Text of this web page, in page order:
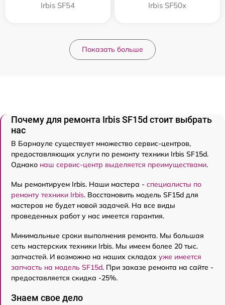
Irbis SF54 Irbis SF50x
Показать больше
Почему для ремонта Irbis SF15d стоит выбрать
нас
В Барнауле существует множество сервис-центров,
предоставляющих услуги по ремонту техники Irbis SF15d.
Однако наш сервис-центр выделяется преимуществами.
Мы ремонтируем Irbis. Наши мастера - специалисты по
ремонту техники Irbis. Восстановить модель SF15d для
мастеров не будет новой задачей. На все виды
проведенных работ у нас имеется гарантия.
Минимальные сроки выполнения ремонта. Мы большая
сеть мастерских техники Irbis. Мы имеем более 20 тыс.
запчастей. И возможно на наших складах уже имеется
запчасть на модель SF15d. При заказе ремонта на сайте -
предоставляется скидка -25%.
Знаем свое дело